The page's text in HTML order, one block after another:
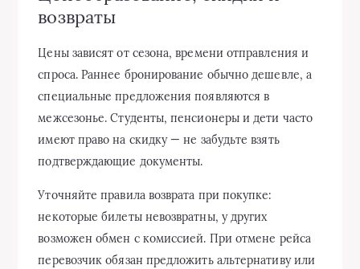
возвраты
Цены зависят от сезона, времени отправления и
спроса. Раннее бронирование обычно дешевле, а
специальные предложения появляются в
межсезонье. Студенты, пенсионеры и дети часто
имеют право на скидку — не забудьте взять
подтверждающие документы.
Уточняйте правила возврата при покупке:
некоторые билеты невозвратны, у других
возможен обмен с комиссией. При отмене рейса
перевозчик обязан предложить альтернативу или